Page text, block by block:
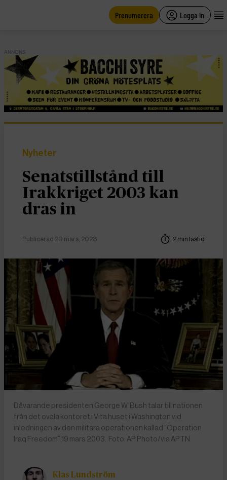
Prenumerera Logga in
ANNONS
Nyheter
Senatstillstånd till
Irakkriget 2003 kan
dras in
Publicerad 20 mars, 2023 2 min lästid
Dåvarande presidenten George W. Bush talar till nationen
från det ovala kontoret i Vita huset i Washington vid
inledningen av den militära operationen kallad ”Operation
Iraq Freedom”,19 mars 2003. Foto: AP Photo/via APTN
Klas Lundström